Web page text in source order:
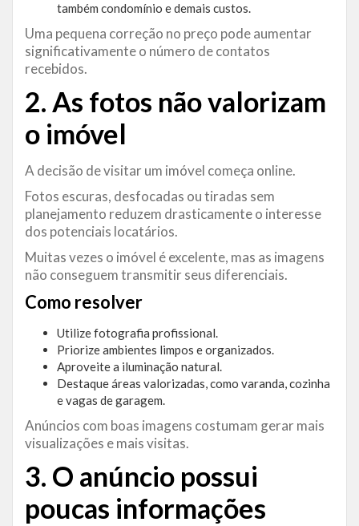
também condomínio e demais custos.
Uma pequena correção no preço pode aumentar
significativamente o número de contatos
recebidos.
2. As fotos não valorizam
o imóvel
A decisão de visitar um imóvel começa online.
Fotos escuras, desfocadas ou tiradas sem
planejamento reduzem drasticamente o interesse
dos potenciais locatários.
Muitas vezes o imóvel é excelente, mas as imagens
não conseguem transmitir seus diferenciais.
Como resolver
Utilize fotografia profissional.
Priorize ambientes limpos e organizados.
Aproveite a iluminação natural.
Destaque áreas valorizadas, como varanda, cozinha
e vagas de garagem.
Anúncios com boas imagens costumam gerar mais
visualizações e mais visitas.
3. O anúncio possui
poucas informações